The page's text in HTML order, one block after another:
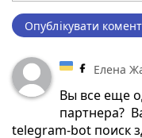
Опублікувати
Елена
Вы все еще
партнера?
telegram-bot поиск